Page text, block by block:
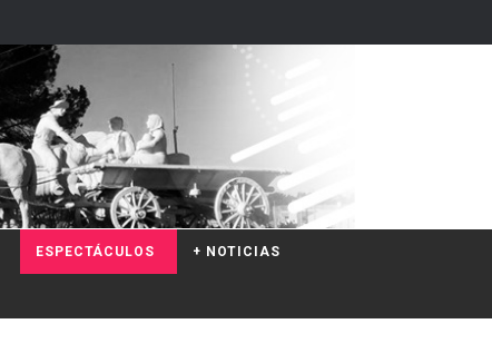
ESPECTÁCULOS + NOTICIAS